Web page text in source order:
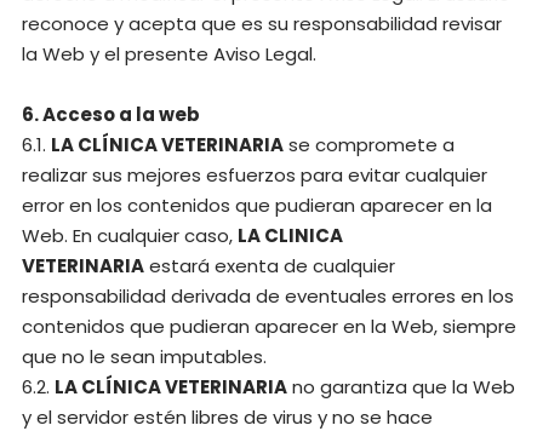
reconoce y acepta que es su responsabilidad revisar
la Web y el presente Aviso Legal.
6. Acceso a la web
6.1. LA CLÍNICA VETERINARIAse compromete a
realizar sus mejores esfuerzos para evitar cualquier
error en los contenidos que pudieran aparecer en la
Web. En cualquier caso, LA CLINICA
VETERINARIAestará exenta de cualquier
responsabilidad derivada de eventuales errores en los
contenidos que pudieran aparecer en la Web, siempre
que no le sean imputables.
6.2. LA CLÍNICA VETERINARIAno garantiza que la Web
y el servidor estén libres de virus y no se hace